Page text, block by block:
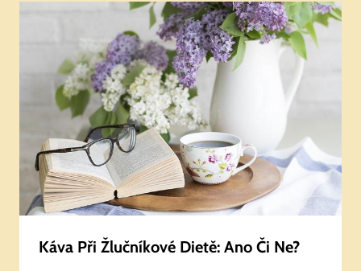
Káva Při Žlučníkové Dietě: Ano Či Ne?